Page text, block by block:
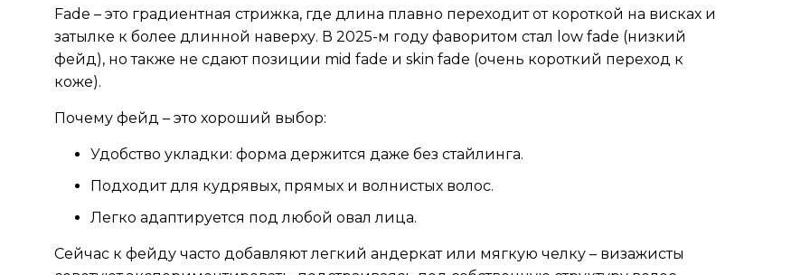
Fade – это градиентная стрижка, где длина плавно переходит от короткой на висках и
затылке к более длинной наверху. В 2025-м году фаворитом стал low fade (низкий
фейд), но также не сдают позиции mid fade и skin fade (очень короткий переход к
коже).
Почему фейд – это хороший выбор:
Удобство укладки: форма держится даже без стайлинга.
Подходит для кудрявых, прямых и волнистых волос.
Легко адаптируется под любой овал лица.
Сейчас к фейду часто добавляют легкий андеркат или мягкую челку – визажисты